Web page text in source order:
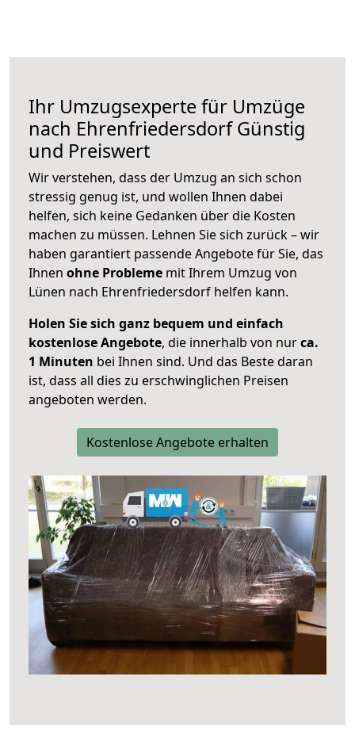
Ihr Umzugsexperte für Umzüge
nach EhrenfriedersdorfGünstig
und Preiswert
Wir verstehen, dass der Umzug an sich schon
stressig genug ist, und wollen Ihnen dabei
helfen, sich keine Gedanken über die Kosten
machen zu müssen. Lehnen Sie sich zurück – wir
haben garantiert passende Angebote für Sie, das
Ihnen ohne Probleme mit Ihrem Umzug von
Lünen nach Ehrenfriedersdorf helfen kann.
Holen Sie sich ganz bequem und einfach
kostenlose Angebote, die innerhalb von nurca.
1 Minuten bei Ihnen sind. Und das Beste daran
ist, dass all dies zu erschwinglichen Preisen
angeboten werden.
Kostenlose Angebote erhalten